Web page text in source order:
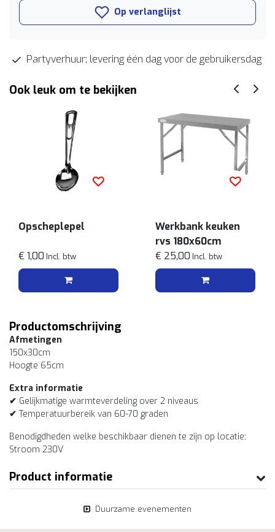
Op verlanglijst
Partyverhuur; levering één dag voor de gebruikersdag
Ook leuk om te bekijken
Opscheplepel
€ 1,00 Incl. btw
Werkbank keuken
rvs 180x60cm
€ 25,00 Incl. btw
Productomschrijving
Afmetingen
150x30cm
Hoogte 65cm
Extra informatie
✔ Gelijkmatige warmteverdeling over 2 niveaus
✔Temperatuurbereik van 60-70 graden
Benodigdheden welke beschikbaar dienen te zijn op locatie;
Stroom 230V
Product informatie
Duurzame evenementen